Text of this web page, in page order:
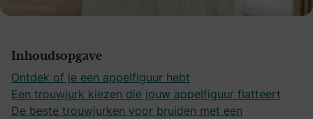
Inhoudsopgave
Ontdek of je een appelfiguur hebt
Een trouwjurk kiezen die jouw appelfiguur flatteert
De beste trouwjurken voor bruiden met een